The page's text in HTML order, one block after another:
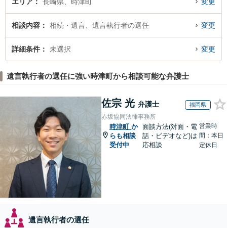
たい』『初回相談無料で遺言執行者の選任を法律相談できる時津町内の弁護士
に相談予約したい』などでお困りの相談者さんにおすすめです。
相談内容 相続・遺言、遺言執行者の選任 変更
詳細条件 未選択 変更
遺言執行者の選任に強い時津町から相談可能な弁護士
佐宗 光 弁護士 福岡県
赤坂協同法律事務所
時津町 か
らも相談
受付中
面談方法(対面・電
話・ビデオなど)は
応相談
営業時
間：本日
定休日
遺言執行者の選任